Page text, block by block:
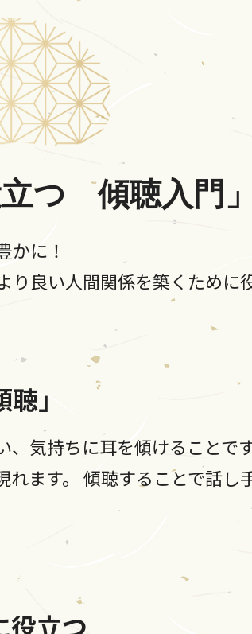
つ 傾聴入門
かに！
良い人間関係を築くために
」
気持ちに耳を傾けることで
ます。 傾聴することで話
役立つ